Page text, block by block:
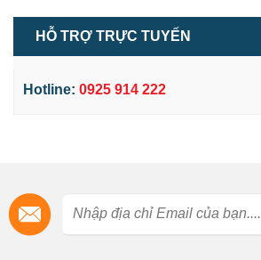
HỖ TRỢ TRỰC TUYẾN
Hotline: 0925 914 222